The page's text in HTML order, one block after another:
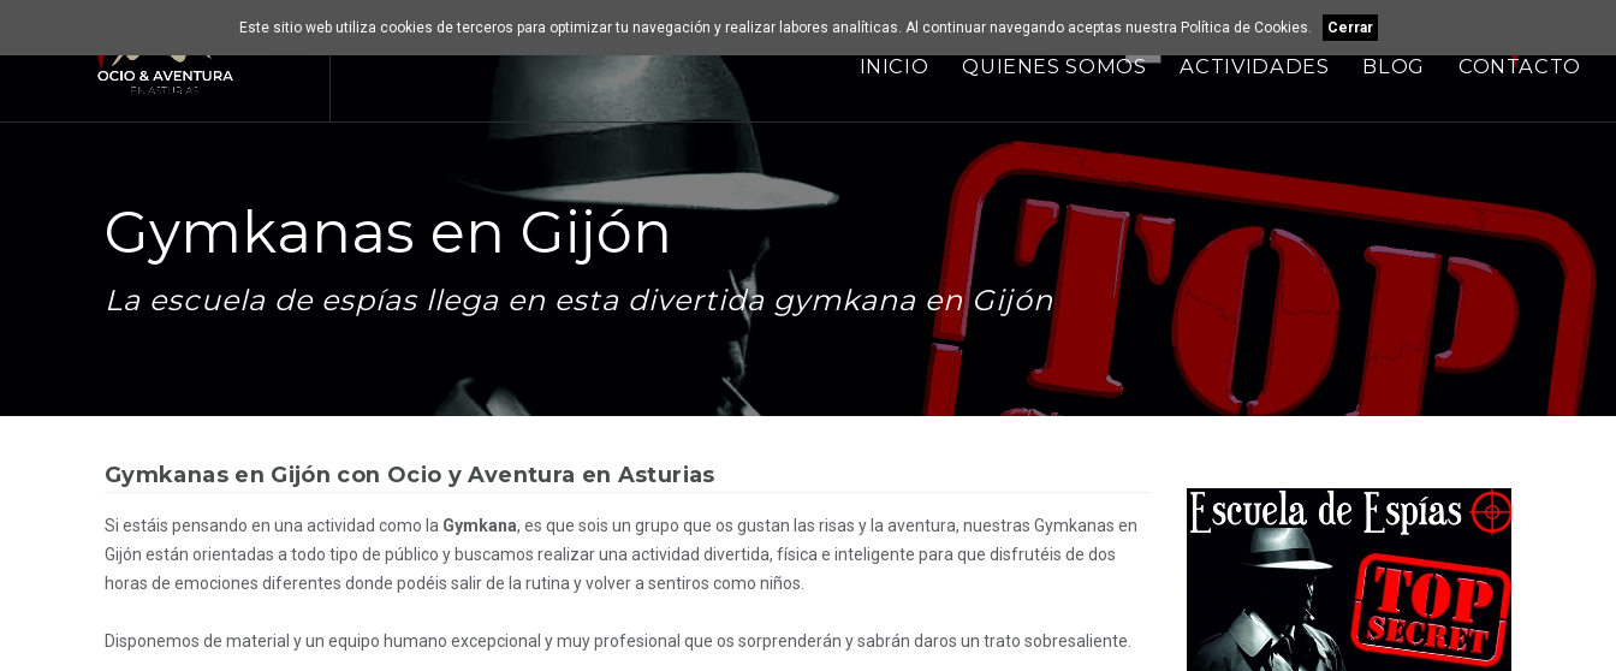
INICIO QUIENES SOMOS ACTIVIDADES BLOG CONTACTO
Este sitio web utiliza cookies de terceros para optimizar tu navegación y realizar labores analíticas. Al continuar navegando aceptas nuestra Política de Cookies. Cerrar
Gymkanas en Gijón
La escuela de espías llega en esta divertida gymkana en Gijón
Gymkanas en Gijón con Ocio y Aventura en Asturias
Si estáis pensando en una actividad como la Gymkana, es que sois un grupo que os gustan las risas y la aventura, nuestras Gymkanas en
Gijón están orientadas a todo tipo de público y buscamos realizar una actividad divertida, física e inteligente para que disfrutéis de dos
horas de emociones diferentes donde podéis salir de la rutina y volver a sentiros como niños.
Disponemos de material y un equipo humano excepcional y muy profesional que os sorprenderán y sabrán daros un trato sobresaliente.